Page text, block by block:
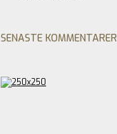
SENASTE KOMMENTARER